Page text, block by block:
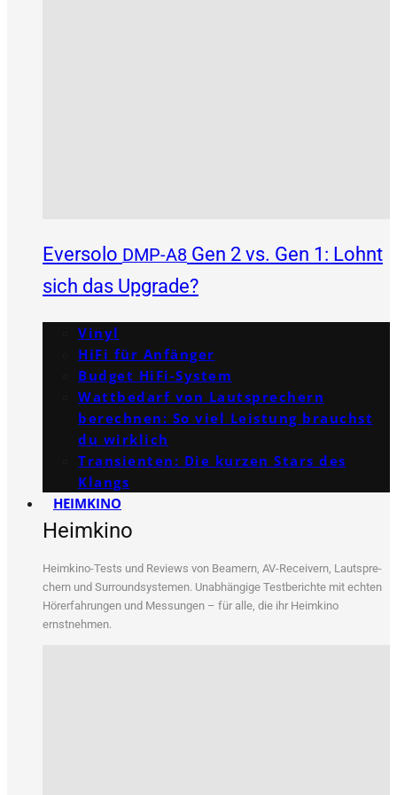
Eversolo DMP-A8 Gen 2 vs. Gen 1: Lohnt
sich das Upgrade?
Vinyl
HiFi für Anfänger
Budget HiFi-System
Wattbedarf von Lautsprechern
berechnen: So viel Leistung brauchst
du wirklich
Transienten: Die kurzen Stars des
Klangs
HEIMKINO
Heimkino
Heim­ki­no-Tests und Reviews von Bea­mern, AV-Recei­vern, Laut­spre­
chern und Sur­round­sys­te­men. Unab­hän­gi­ge Test­be­rich­te mit ech­ten
Hör­erfah­run­gen und Mes­sun­gen – für alle, die ihr Heim­ki­no
ernstnehmen.